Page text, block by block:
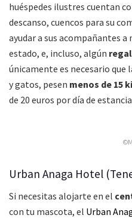
huéspedes ilustres cuentan
descanso, cuencos para su
ayudar a sus acompañantes
estado, e, incluso, algún
únicamente es necesario
y gatos, pesen menos de 15
de 20 euros por día de
Urban Anaga Hotel
Si necesitas alojarte en el
con tu mascota, el Urban